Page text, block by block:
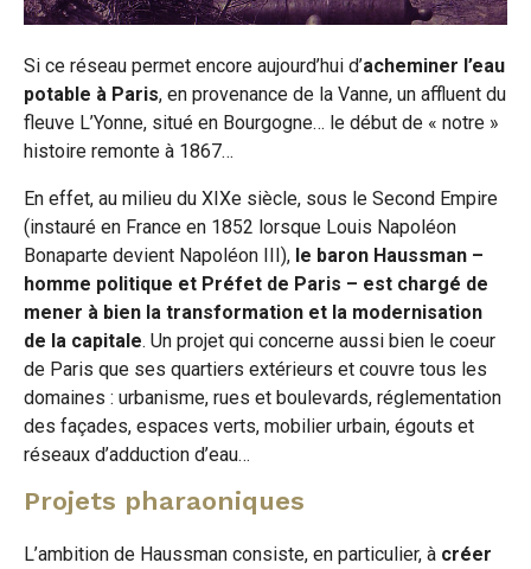
Si ce réseau permet encore aujourd’hui d’acheminer l’eau
potable à Paris, en provenance de la Vanne, un affluent du
fleuve L’Yonne, situé en Bourgogne… le début de « notre »
histoire remonte à 1867…
En effet, au milieu du XIXe siècle, sous le Second Empire
(instauré en France en 1852 lorsque Louis Napoléon
Bonaparte devient Napoléon III), le baron Haussman –
homme politique et Préfet de Paris – est chargé de
mener à bien la transformation et la modernisation
de la capitale. Un projet qui concerne aussi bien le coeur
de Paris que ses quartiers extérieurs et couvre tous les
domaines : urbanisme, rues et boulevards, réglementation
des façades, espaces verts, mobilier urbain, égouts et
réseaux d’adduction d’eau…
Projets pharaoniques
L’ambition de Haussman consiste, en particulier, à créer